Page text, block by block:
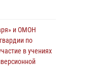
и ОМОН
по
в учениях